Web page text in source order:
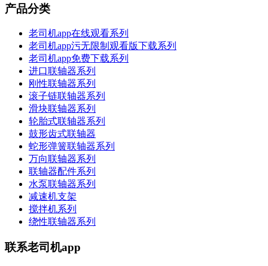
产品分类
老司机app在线观看系列
老司机app污无限制观看版下载系列
老司机app免费下载系列
进口联轴器系列
刚性联轴器系列
滚子链联轴器系列
滑块联轴器系列
轮胎式联轴器系列
鼓形齿式联轴器
蛇形弹簧联轴器系列
万向联轴器系列
联轴器配件系列
水泵联轴器系列
减速机支架
搅拌机系列
绕性联轴器系列
联系老司机app